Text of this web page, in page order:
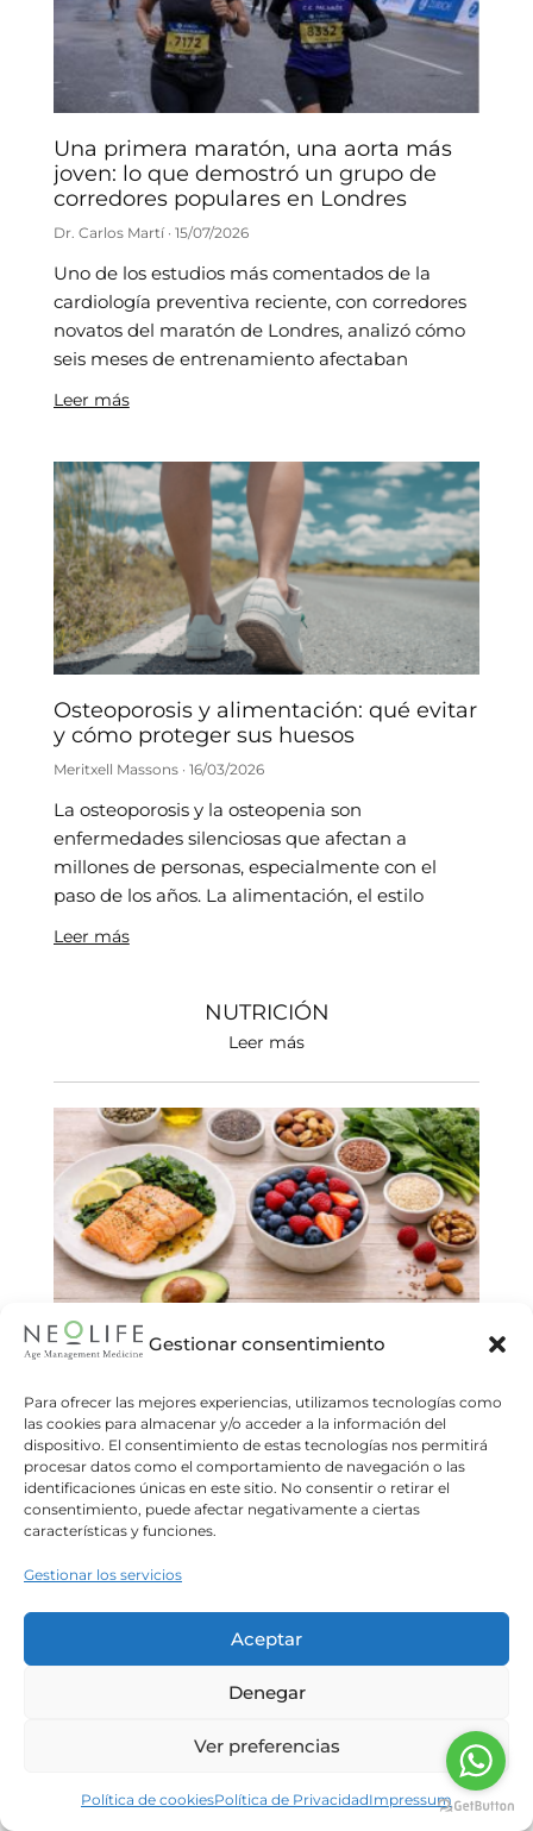
Gestionar consentimiento
Para ofrecer las mejores experiencias, utilizamos tecnologías como
las cookies para almacenar y/o acceder a la información del
dispositivo. El consentimiento de estas tecnologías nos permitirá
procesar datos como el comportamiento de navegación o las
identificaciones únicas en este sitio. No consentir o retirar el
consentimiento, puede afectar negativamente a ciertas
características y funciones.
Gestionar los servicios
Aceptar
Denegar
Ver preferencias
Política de cookiesPolítica de PrivacidadImpressum
Una primera maratón, una aorta más
joven: lo que demostró un grupo de
corredores populares en Londres
Dr. Carlos Martí 15/07/2026
Uno de los estudios más comentados de la
cardiología preventiva reciente, con corredores
novatos del maratón de Londres, analizó cómo
seis meses de entrenamiento afectaban
Leer más
Osteoporosis y alimentación: qué evitar
y cómo proteger sus huesos
Meritxell Massons 16/03/2026
La osteoporosis y la osteopenia son
enfermedades silenciosas que afectan a
millones de personas, especialmente con el
paso de los años. La alimentación, el estilo
Leer más
NUTRICIÓN
Leer más
Alimentación en el SOMP
Como bien explica el Dr.Martí en un artículo
anterior de nuestro blog, el síndrome ovárico
metabólico poliendocrino (SOMP) engloba
diferentes fenotipos y formas de presentación.